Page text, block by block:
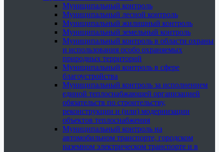
Муниципальный контроль
Муниципальный лесной контроль
Муниципальный жилищный контроль
Муниципальный земельный контроль
Муниципальный контроль в области охраны
и использования особо охраняемых
природных территорий
Муниципальный контроль в сфере
благоустройства
Муниципальный контроль за исполнением
единой теплоснабжающей организацией
обязательств по строительству,
реконструкции и (или) модернизации
объектов теплоснабжения
Муниципальный контроль на
автомобильном транспорте, городском
наземном электрическом транспорте и в